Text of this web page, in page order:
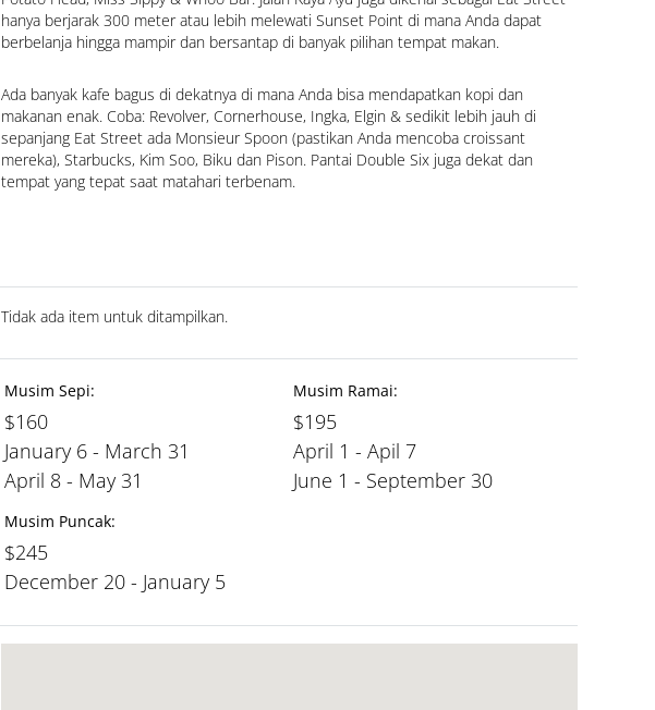
hanya berjarak 300 meter atau lebih melewati Sunset Point di mana Anda dapat
berbelanja hingga mampir dan bersantap di banyak pilihan tempat makan.
Ada banyak kafe bagus di dekatnya di mana Anda bisa mendapatkan kopi dan
makanan enak. Coba: Revolver, Cornerhouse, Ingka, Elgin & sedikit lebih jauh di
sepanjang Eat Street ada Monsieur Spoon (pastikan Anda mencoba croissant
mereka), Starbucks, Kim Soo, Biku dan Pison. Pantai Double Six juga dekat dan
tempat yang tepat saat matahari terbenam.
Tidak ada item untuk ditampilkan.
Musim Sepi:
$160
January 6 - March 31
April 8 - May 31
Musim Ramai:
$195
April 1 - Apil 7
June 1 - September 30
Musim Puncak:
$245
December 20 - January 5